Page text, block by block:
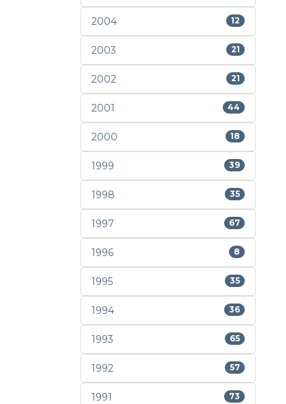
2004 12
2003 21
2002 21
2001 44
2000 18
1999 39
1998 35
1997 67
1996 8
1995 35
1994 36
1993 65
1992 57
1991 73